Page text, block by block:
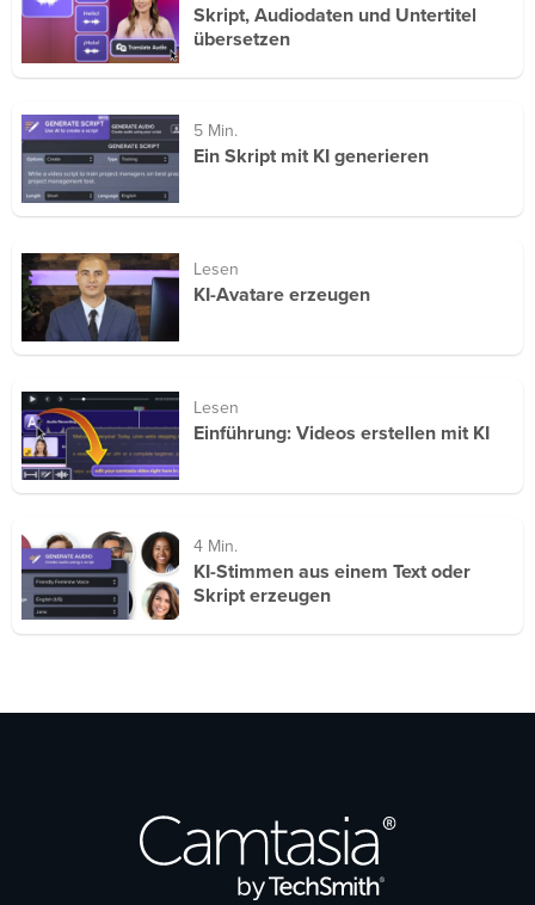
Skript, Audiodaten und Untertitel
übersetzen
5 Min.
Ein Skript mit KI generieren
Lesen
KI-Avatare erzeugen
Lesen
Einführung: Videos erstellen mit KI
4 Min.
KI-Stimmen aus einem Text oder
Skript erzeugen